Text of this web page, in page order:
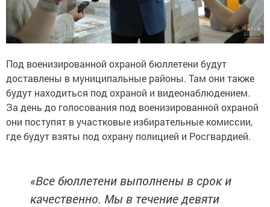
Под военизированной охраной бюллетени будут
доставлены в муниципальные районы. Там они также
будут находиться под охраной и видеонаблюдением.
За день до голосования под военизированной охраной
они поступят в участковые избирательные комиссии,
где будут взяты под охрану полицией и Росгвардией.
«Все бюллетени выполнены в срок и
качественно. Мы в течение девяти